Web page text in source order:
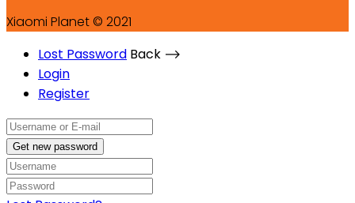
Xiaomi Planet © 2021
Lost Password Back ⟶
Login
Register
Get new password